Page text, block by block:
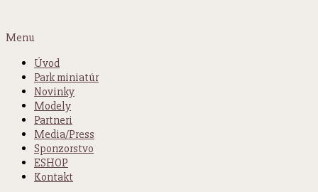
Menu
Úvod
Park miniatúr
Novinky
Modely
Partneri
Media/Press
Sponzorstvo
ESHOP
Kontakt